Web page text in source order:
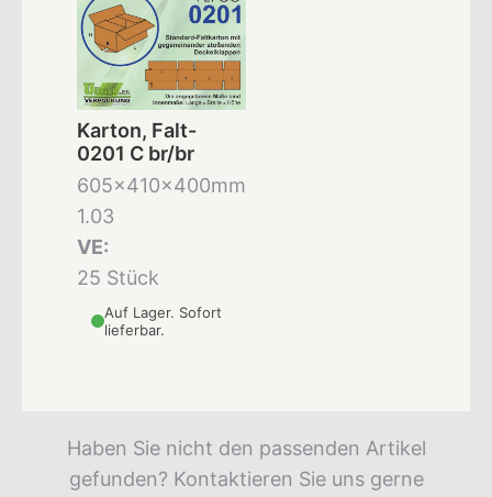
Karton, Falt-
0201 C br/br
605x410x400mm
1.03
VE:
25 Stück
Auf Lager. Sofort
lieferbar.
Haben Sie nicht den passenden Artikel
gefunden? Kontaktieren Sie uns gerne